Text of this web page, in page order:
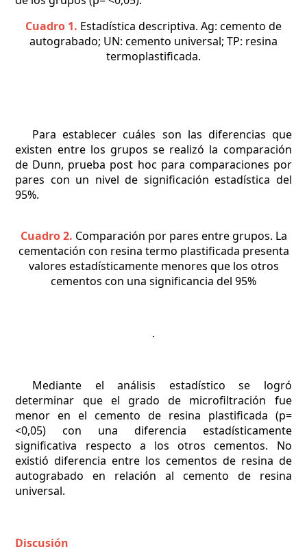
Cuadro 1. Estadística descriptiva. Ag: cemento de
autograbado; UN: cemento universal; TP: resina
termoplastificada.
Para establecer cuáles son las diferencias que
existen entre los grupos se realizó la comparación
de Dunn, prueba post hoc para comparaciones por
pares con un nivel de significación estadística del
95%.
Cuadro 2. Comparación por pares entre grupos. La
cementación con resina termo plastificada presenta
valores estadísticamente menores que los otros
cementos con una significancia del 95%
.
Mediante el análisis estadístico se logró
determinar que el grado de microfiltración fue
menor en el cemento de resina plastificada (p=
<0,05) con una diferencia estadísticamente
significativa respecto a los otros cementos. No
existió diferencia entre los cementos de resina de
autograbado en relación al cemento de resina
universal.
Discusión